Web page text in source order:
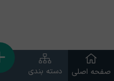
صفحه اصلی دسته بندی